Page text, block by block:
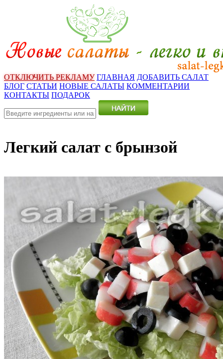
ОТКЛЮЧИТЬ РЕКЛАМУ ГЛАВНАЯ ДОБАВИТЬ САЛАТ
БЛОГ СТАТЬИ НОВЫЕ САЛАТЫ КОММЕНТАРИИ
КОНТАКТЫ ПОДАРОК
Легкий салат с брынзой